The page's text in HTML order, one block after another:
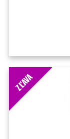
ZĽAVA